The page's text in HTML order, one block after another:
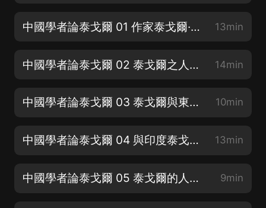
中國學者論泰戈爾 01 作家泰戈爾·季羨林（歡迎訂閱） 13min
中國學者論泰戈爾 02 泰戈爾之人生觀·錢智修（歡迎訂閱） 14min
中國學者論泰戈爾 03 泰戈爾與東西文化之批判·胡愈之（歡迎點讚） 10min
中國學者論泰戈爾 04 與印度泰戈爾談話·馮友蘭（歡迎轉發） 13min
中國學者論泰戈爾 05 泰戈爾的人生觀與世界觀·瞿世英 9min